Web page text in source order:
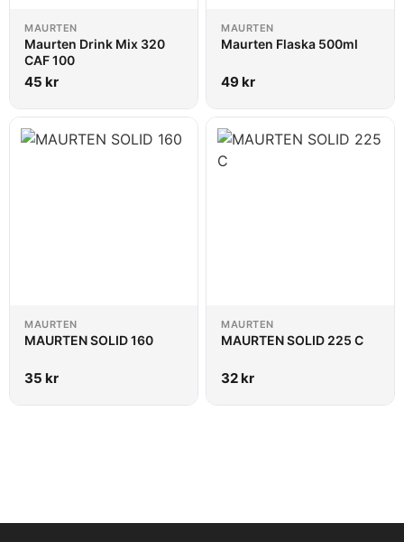
MAURTEN
Maurten Drink Mix 320
CAF 100
45 kr
MAURTEN
Maurten Flaska 500ml
49kr
MAURTEN
MAURTEN SOLID 160
35 kr
MAURTEN
MAURTEN SOLID 225 C
32kr